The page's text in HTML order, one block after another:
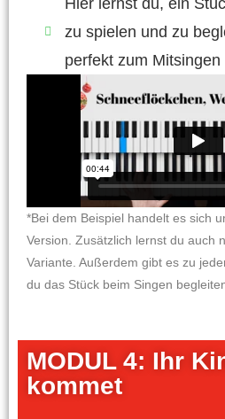
Hier lernst du, ein
zu spielen und zu
perfekt zum Mitsingen
*Bei dem Beispiel handelt es sich
Version. Zusätzlich lernst du auch
Variante. Außerdem gibt es zu
du das Stück beim Singen
MODUL 4: Ihr
kommet